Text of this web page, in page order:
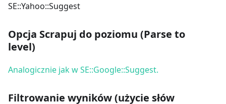
SE::Yahoo::Suggest
Opcja Scrapuj do poziomu (Parse to
level)
Analogicznie jak w SE::Google::Suggest.
Filtrowanie wyników (użycie słów